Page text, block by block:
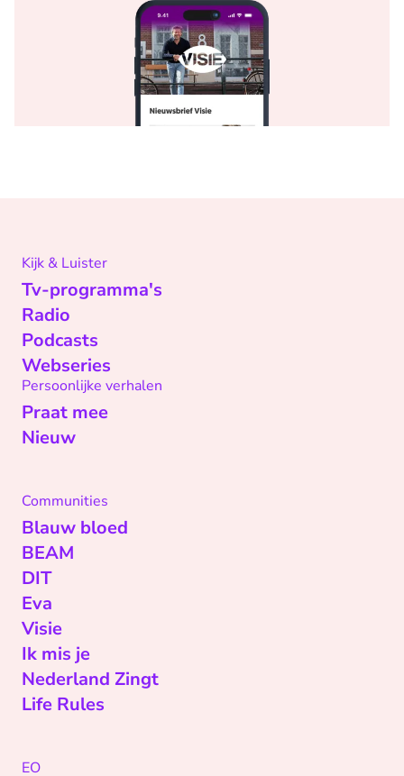
Kijk & Luister
Tv-programma's
Radio
Podcasts
Webseries
Persoonlijke verhalen
Praat mee
Nieuw
Communities
Blauw bloed
BEAM
DIT
Eva
Visie
Ik mis je
Nederland Zingt
Life Rules
EO